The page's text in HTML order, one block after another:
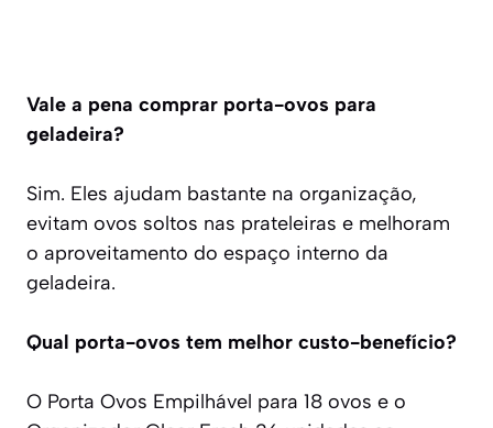
Vale a pena comprar porta-ovos para
geladeira?
Sim. Eles ajudam bastante na organização,
evitam ovos soltos nas prateleiras e melhoram
o aproveitamento do espaço interno da
geladeira.
Qual porta-ovos tem melhor custo-benefício?
O Porta Ovos Empilhável para 18 ovos e o